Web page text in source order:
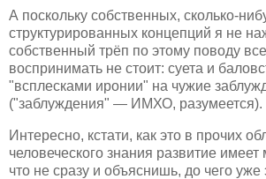
А поскольку собственных, сколько-
структурированных концепций я не
собственный трёп по этому поводу
воспринимать не стоит: суета и
"всплесками иронии" на чужие
("заблуждения" — ИМХО, разумеется).
Интересно, кстати, как это в прочих
человеческого знания развитие имеет
что не сразу и объяснишь, до чего уже